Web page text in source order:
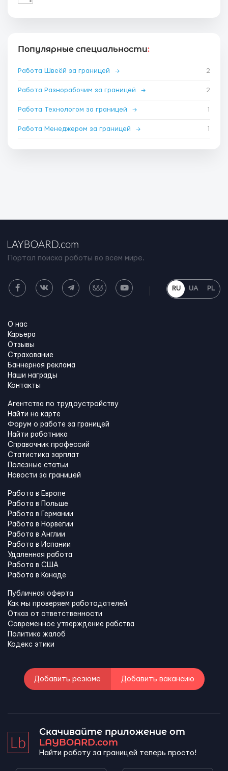
Популярные специальности:
Работа Швеёй за границей → 2
Работа Разнорабочим за границей → 2
Работа Технологом за границей → 1
Работа Менеджером за границей → 1
Портал поиска работы во всем мире.
RU UA PL
О нас
Карьера
Отзывы
Страхование
Баннерная реклама
Наши награды
Контакты
Агентства по трудоустройству
Найти на карте
Форум о работе за границей
Найти работника
Справочник профессий
Статистика зарплат
Полезные статьи
Новости за границей
Работа в Европе
Работа в Польше
Работа в Германии
Работа в Норвегии
Работа в Англии
Работа в Испании
Удаленная работа
Работа в США
Работа в Канадe
Публичная оферта
Как мы проверяем работодателей
Отказ от ответственности
Современное утверждение рабства
Политика жалоб
Кодекс этики
Добавить резюме Добавить вакансию
Скачивайте приложение от
LAYBOARD.com
Найти работу за границей теперь просто!